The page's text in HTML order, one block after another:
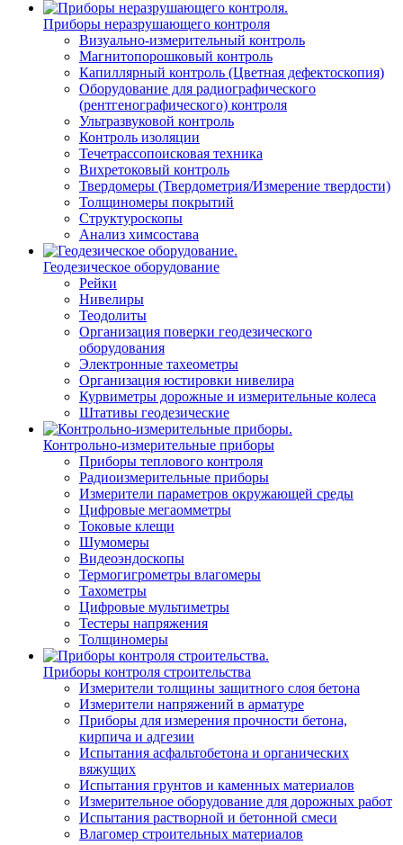
Приборы неразрушающего контроля
Визуально-измерительный контроль
Магнитопорошковый контроль
Капиллярный контроль (Цветная дефектоскопия)
Оборудование для радиографического
(рентгенографического) контроля
Ультразвуковой контроль
Контроль изоляции
Течетрассопоисковая техника
Вихретоковый контроль
Твердомеры (Твердометрия/Измерение твердости)
Толщиномеры покрытий
Структуроскопы
Анализ химсостава
Геодезическое оборудование
Рейки
Нивелиры
Теодолиты
Организация поверки геодезического
оборудования
Электронные тахеометры
Организация юстировки нивелира
Курвиметры дорожные и измерительные колеса
Штативы геодезические
Контрольно-измерительные приборы
Приборы теплового контроля
Радиоизмерительные приборы
Измерители параметров окружающей среды
Цифровые мегаомметры
Токовые клещи
Шумомеры
Видеоэндоскопы
Термогигрометры влагомеры
Тахометры
Цифровые мультиметры
Тестеры напряжения
Толщиномеры
Приборы контроля строительства
Измерители толщины защитного слоя бетона
Измерители напряжений в арматуре
Приборы для измерения прочности бетона,
кирпича и адгезии
Испытания асфальтобетона и органических
вяжущих
Испытания грунтов и каменных материалов
Измерительное оборудование для дорожных работ
Испытания растворной и бетонной смеси
Влагомер строительных материалов